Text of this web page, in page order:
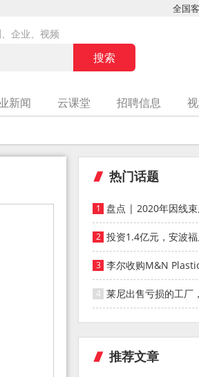
企业、视频
全国
新闻 云课堂 招聘信息
热门话题
盘点 | 2020年因线
投资1.4亿元，安波
智能仓库
李尔收购M&N
系统业务
莱尼出售亏损的工厂
寻找投资者
推荐文章